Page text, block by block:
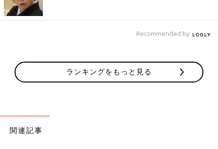
ろいろな食品から毎日バランスよくとりましょ
妊娠中におススメのアプリ
アプリ「まいにちのたまひよ」
Recommended by
ランキングをもっと見る
関連記事